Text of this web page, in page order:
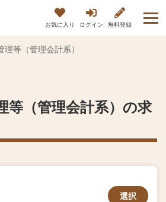
お気に入り ログイン 無料登録
等（管理会計系）
等（管理会計系）の求
選択